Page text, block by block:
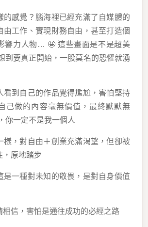
的感覺？腦海裡已經充滿了自媒體的
由工作、實現財務自由，甚至打造個
響力人物… 🤩 這些畫面是不是超美
到要真正開始，一股莫名的恐懼就湧
看到自己的作品覺得尷尬，害怕堅持
己做的內容毫無價值，最終默默無
你一定不是我一個人
樣，對自由＋創業充滿渴望，但卻被
，原地踏步
是一種對未知的敬畏，是對自身價值
相信，害怕是通往成功的必經之路